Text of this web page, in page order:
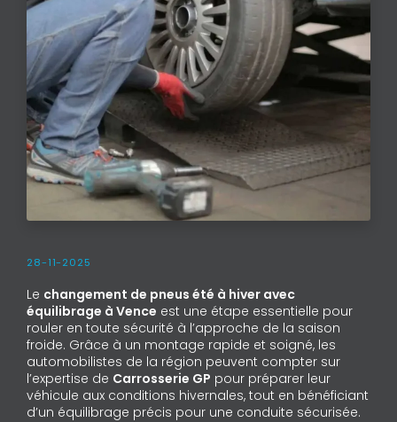
28-11-2025
Le changement de pneus été à hiver avec
équilibrage à Vence est une étape essentielle pour
rouler en toute sécurité à l’approche de la saison
froide. Grâce à un montage rapide et soigné, les
automobilistes de la région peuvent compter sur
l’expertise de Carrosserie GP pour préparer leur
véhicule aux conditions hivernales, tout en bénéficiant
d’un équilibrage précis pour une conduite sécurisée.